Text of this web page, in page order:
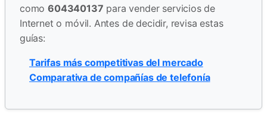
como604340137 para vender servicios de
Internet o móvil. Antes de decidir, revisa estas
guías:
Tarifas más competitivas del mercado
Comparativa de compañías de telefonía